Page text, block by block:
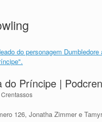
do Príncipe |
Crentassos
126, Jonatha Zimmer e